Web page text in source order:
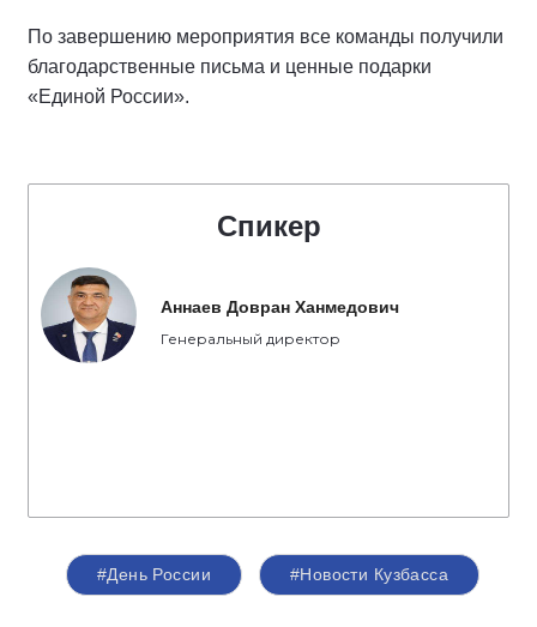
По завершению мероприятия все команды получили
благодарственные письма и ценные подарки
«Единой России».
Спикер
Аннаев Довран Ханмедович
Генеральный директор
#День России #Новости Кузбасса